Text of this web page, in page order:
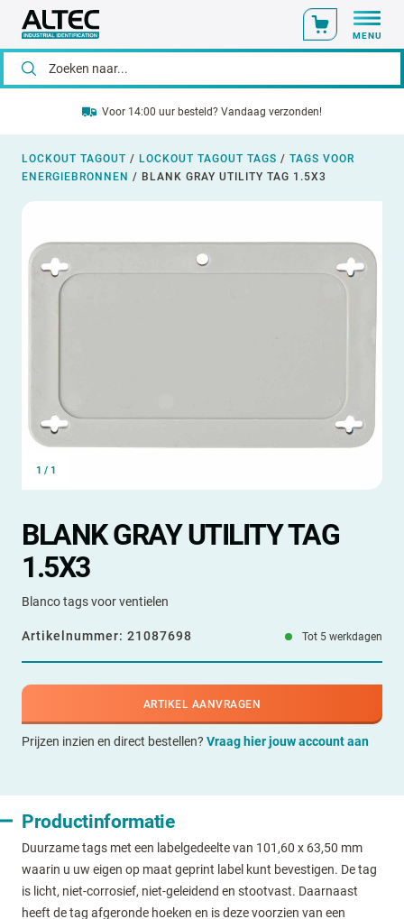
MENU
Voor 14:00 uur besteld? Vandaag verzonden!
LOCKOUT TAGOUT / LOCKOUT TAGOUT TAGS / TAGS VOOR
ENERGIEBRONNEN / BLANK GRAY UTILITY TAG 1.5X3
1 / 1
BLANK GRAY UTILITY TAG
1.5X3
Blanco tags voor ventielen
Artikelnummer: 21087698 Tot 5 werkdagen
ARTIKEL AANVRAGEN
Prijzen inzien en direct bestellen? Vraag hier jouw account aan
Productinformatie
Duurzame tags met een labelgedeelte van 101,60 x 63,50 mm
waarin u uw eigen op maat geprint label kunt bevestigen. De tag
is licht, niet-corrosief, niet-geleidend en stootvast. Daarnaast
heeft de tag afgeronde hoeken en is deze voorzien van een